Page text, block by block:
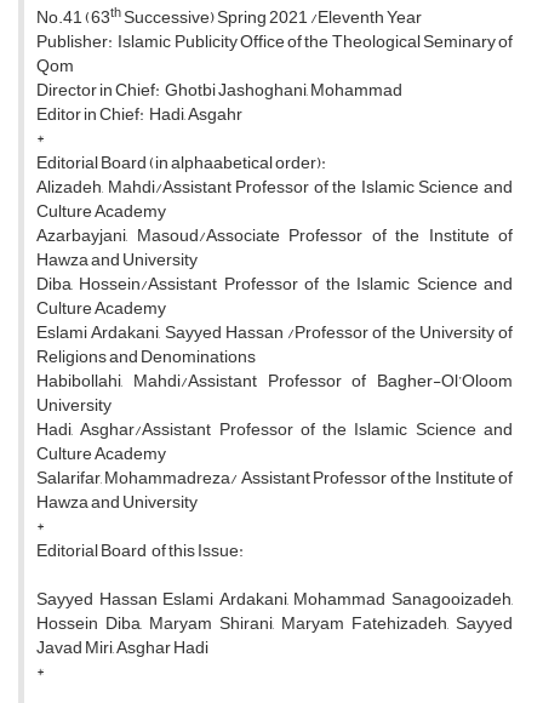
No.41 (63thSuccessive) Spring 2021 /Eleventh Year
Publisher: Islamic Publicity Office of the Theological Seminary of
Qom
Director in Chief: Ghotbi Jashoghani, Mohammad
Editor in Chief: Hadi, Asgahr
*
Editorial Board (in alphaabetical order):
Alizadeh, Mahdi/Assistant Professor of the Islamic Science and
Culture Academy
Azarbayjani, Masoud/Associate Professor of the Institute of
Hawza and University
Diba, Hossein/Assistant Professor of the Islamic Science and
Culture Academy
Eslami Ardakani, Sayyed Hassan /Professor of the University of
Religions and Denominations
Habibollahi, Mahdi/Assistant Professor of Bagher-Ol’Oloom
University
Hadi, Asghar/Assistant Professor of the Islamic Science and
Culture Academy
Salarifar, Mohammadreza/ Assistant Professor of the Institute of
Hawza and University
*
Editorial Board of this Issue:
Sayyed Hassan Eslami Ardakani, Mohammad Sanagooizadeh,
Hossein Diba, Maryam Shirani, Maryam Fatehizadeh, Sayyed
Javad Miri, Asghar Hadi
*